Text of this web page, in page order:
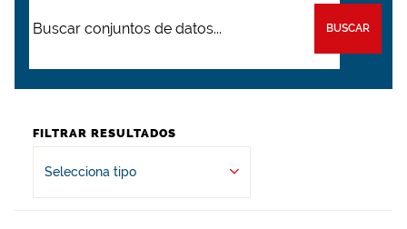
BUSCAR
FILTRAR RESULTADOS
Selecciona tipo